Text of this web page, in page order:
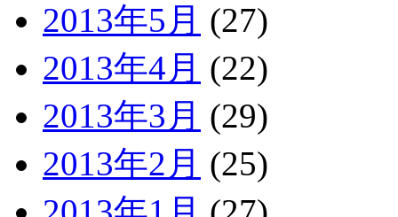
2013年5月 (27)
2013年4月 (22)
2013年3月 (29)
2013年2月 (25)